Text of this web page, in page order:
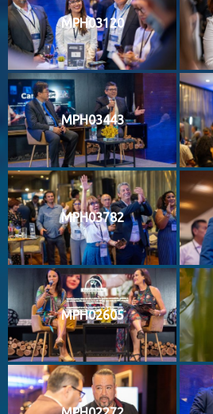
MPH03120
MPH03443
MPH03782
MPH02605